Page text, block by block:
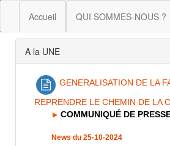
Accueil QUI SOMMES-NOUS ?
A la UNE
GENERALISATION DE LA
REPRENDRE LE CHEMIN DE LA
COMMUNIQUÉ DE
News du 25-10-2024